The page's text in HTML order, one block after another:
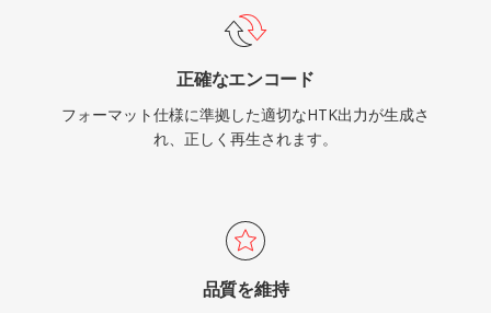
正確なエンコード
フォーマット仕様に準拠した適切なHTK出力が生成さ
れ、正しく再生されます。
品質を維持